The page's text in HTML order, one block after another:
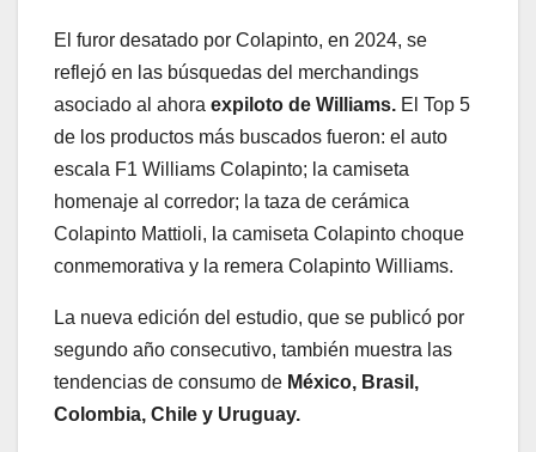
El furor desatado por Colapinto, en 2024, se
reflejó en las búsquedas del merchandings
asociado al ahora expiloto de Williams. El Top 5
de los productos más buscados fueron: el auto
escala F1 Williams Colapinto; la camiseta
homenaje al corredor; la taza de cerámica
Colapinto Mattioli, la camiseta Colapinto choque
conmemorativa y la remera Colapinto Williams.
La nueva edición del estudio, que se publicó por
segundo año consecutivo, también muestra las
tendencias de consumo de México, Brasil,
Colombia, Chile y Uruguay.